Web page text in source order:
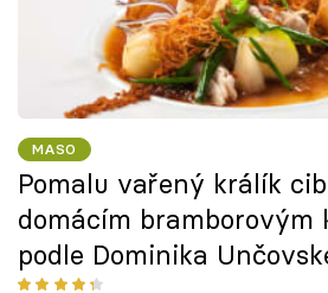
MASO
Pomalu vařený králík
domácím bramborovým
podle Dominika